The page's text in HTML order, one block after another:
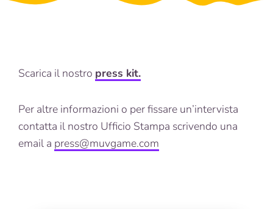
Scarica il nostro press kit.
Per altre informazioni o per fissare un’intervista
contatta il nostro Ufficio Stampa scrivendo una
email a press@muvgame.com